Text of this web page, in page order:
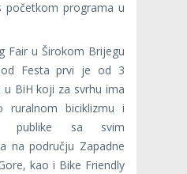
početkom programa u
Fair u Širokom Brijegu
Festa prvi je od 3
BiH koji za svrhu ima
ruralnom biciklizmu i
publike sa svim
na području Zapadne
kao i Bike Friendly